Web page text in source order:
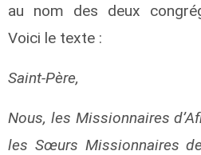
au nom des deux
Voici le texte :
Saint-Père,
Nous, les Missionnaires
les Sœurs Missionnaires